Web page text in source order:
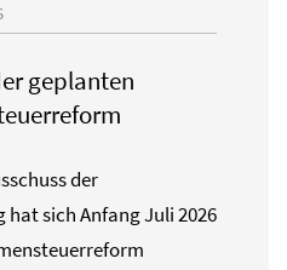
geplanten
der
hat sich Anfang Juli 2026